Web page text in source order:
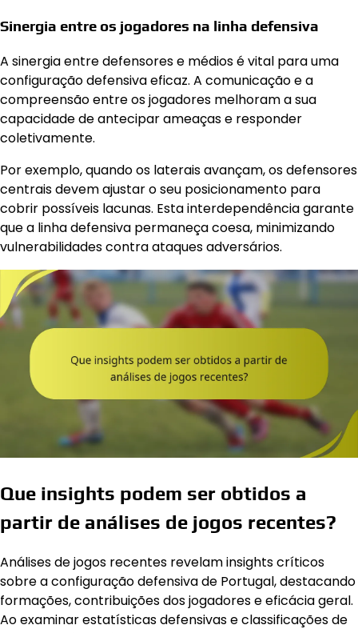
Sinergia entre os jogadores na linha defensiva
A sinergia entre defensores e médios é vital para uma
configuração defensiva eficaz. A comunicação e a
compreensão entre os jogadores melhoram a sua
capacidade de antecipar ameaças e responder
coletivamente.
Por exemplo, quando os laterais avançam, os defensores
centrais devem ajustar o seu posicionamento para
cobrir possíveis lacunas. Esta interdependência garante
que a linha defensiva permaneça coesa, minimizando
vulnerabilidades contra ataques adversários.
Que insights podem ser obtidos a
partir de análises de jogos recentes?
Análises de jogos recentes revelam insights críticos
sobre a configuração defensiva de Portugal, destacando
formações, contribuições dos jogadores e eficácia geral.
Ao examinar estatísticas defensivas e classificações de